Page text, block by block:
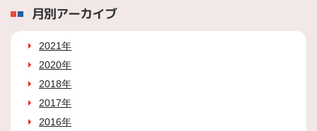
月別アーカイブ
2021年
2020年
2018年
2017年
2016年